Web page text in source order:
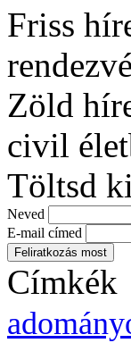
Friss
Zöld
civil
Töltsd
Neved
E-mail címed
Címkék